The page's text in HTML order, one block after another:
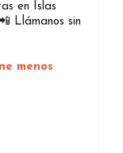
en Islas
Llámanos sin
menos